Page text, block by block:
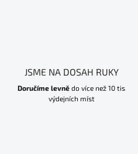
JSME NA DOSAH RUKY
Doručíme levně do více než 10 tis
výdejních míst